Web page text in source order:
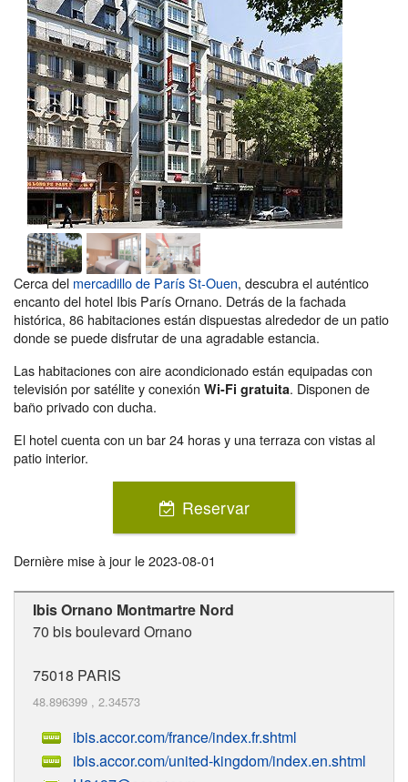
Cerca del mercadillo de París St-Ouen, descubra el auténtico
encanto del hotel Ibis París Ornano. Detrás de la fachada
histórica, 86 habitaciones están dispuestas alrededor de un patio
donde se puede disfrutar de una agradable estancia.
Las habitaciones con aire acondicionado están equipadas con
televisión por satélite y conexión Wi-Fi gratuita. Disponen de
baño privado con ducha.
El hotel cuenta con un bar 24 horas y una terraza con vistas al
patio interior.
Reservar
Dernière mise à jour le2023-08-01
Ibis Ornano Montmartre Nord
70 bis boulevard Ornano
75018 PARIS
48.896399 , 2.34573
ibis.accor.com/france/index.fr.shtml
ibis.accor.com/united-kingdom/index.en.shtml